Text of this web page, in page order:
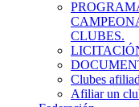
CLUBES.
Clubes
Afiliar un